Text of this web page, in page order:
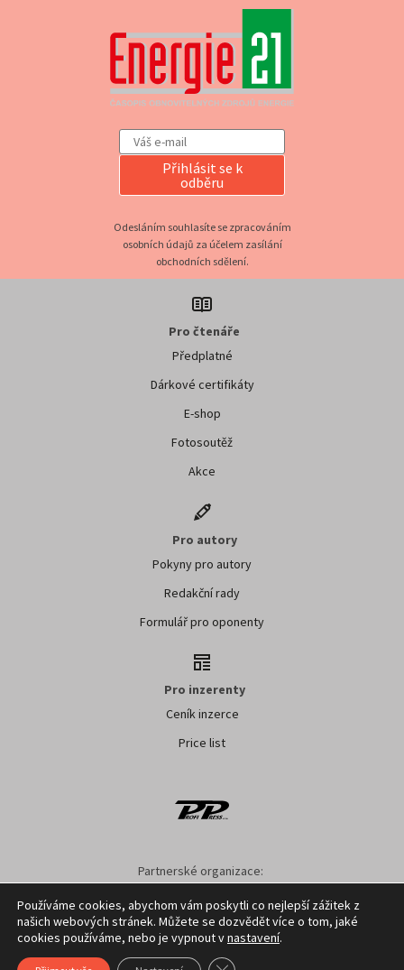
Přihlásit se k
odběru
Odesláním souhlasíte se zpracováním
osobních údajů za účelem zasílání
obchodních sdělení.
Pro čtenáře
Předplatné
Dárkové certifikáty
E-shop
Fotosoutěž
Akce
Pro autory
Pokyny pro autory
Redakční rady
Formulář pro oponenty
Pro inzerenty
Ceník inzerce
Price list
Partnerské organizace:
Nastavení cookies GDPR Facebook Kontakt
Používáme cookies, abychom vám poskytli co nejlepší zážitek z
našich webových stránek. Můžete se dozvědět více o tom, jaké
cookies používáme, nebo je vypnout vnastavení.